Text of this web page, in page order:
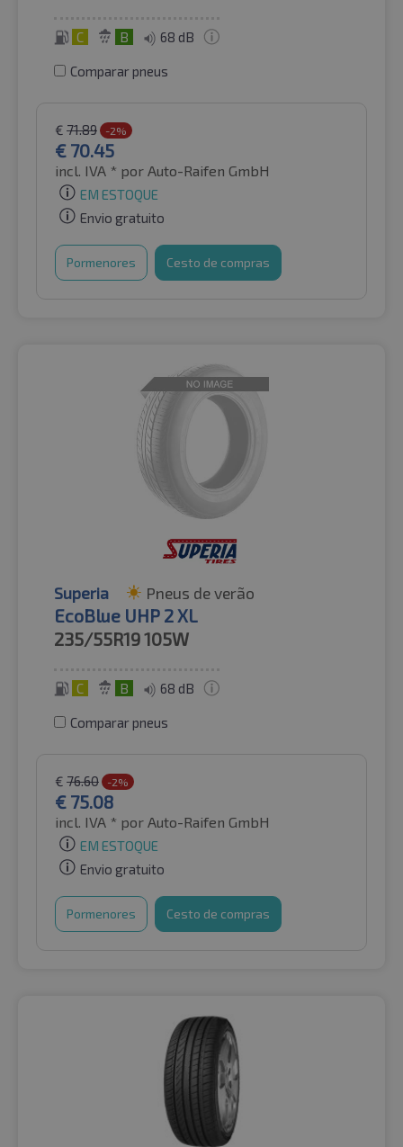
C B 68 dB
Comparar pneus
€ 71.89 -2%
€ 70.45
incl. IVA * por Auto-Raifen GmbH
EM ESTOQUE
Envio gratuito
Pormenores Cesto de compras
Superia Pneus de verão
EcoBlue UHP 2 XL
235/55R19105W
C B 68 dB
Comparar pneus
€ 76.60 -2%
€ 75.08
incl. IVA * por Auto-Raifen GmbH
EM ESTOQUE
Envio gratuito
Pormenores Cesto de compras